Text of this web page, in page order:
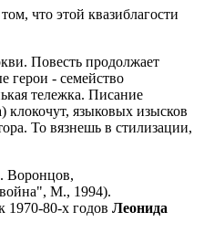
что этой квазиблагости
Повесть продолжает
герои - семейство
тележка. Писание
языковых изысков
То вязнешь в стилизации,
Воронцов,
М., 1994).
1970-80-х годов Леонида